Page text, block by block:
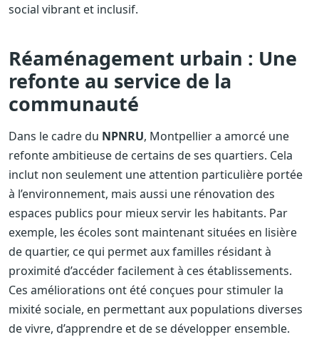
social vibrant et inclusif.
Réaménagement urbain : Une
refonte au service de la
communauté
Dans le cadre du NPNRU, Montpellier a amorcé une
refonte ambitieuse de certains de ses quartiers. Cela
inclut non seulement une attention particulière portée
à l’environnement, mais aussi une rénovation des
espaces publics pour mieux servir les habitants. Par
exemple, les écoles sont maintenant situées en lisière
de quartier, ce qui permet aux familles résidant à
proximité d’accéder facilement à ces établissements.
Ces améliorations ont été conçues pour stimuler la
mixité sociale, en permettant aux populations diverses
de vivre, d’apprendre et de se développer ensemble.